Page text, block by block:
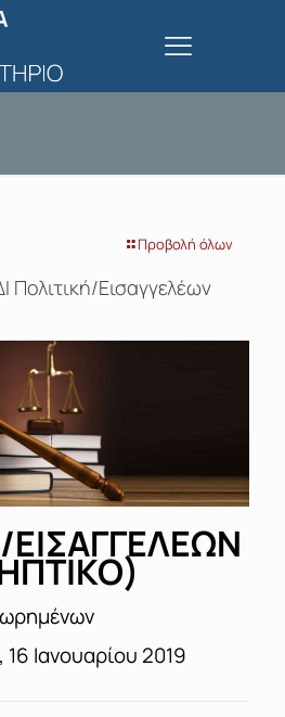
Προβολή όλων
Πολιτική/Εισαγγελέων
ΕΙΣΑΓΓΕΛΕΩΝ
Ιανουαρίου 2019